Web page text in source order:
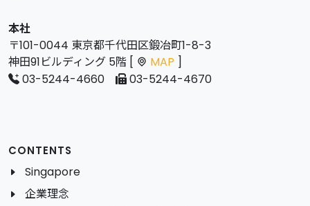
本社
〒101-0044 東京都千代田区鍛冶町1-8-3
神田91ビルディング 5階 [
MAP ]
03-5244-4660
03-5244-4670
CONTENTS
Singapore
企業理念